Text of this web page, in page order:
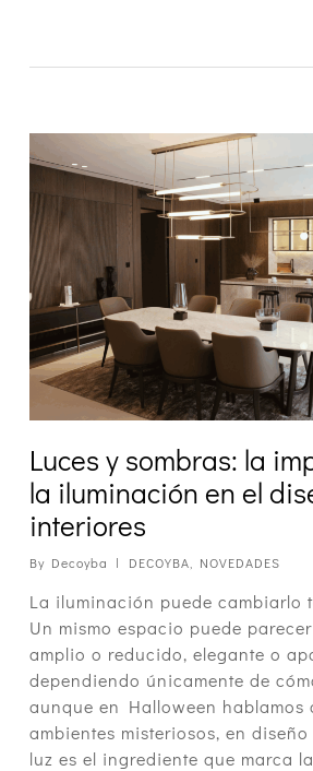
Luces y sombras: la
la iluminación en el
interiores
By Decoyba DECOYBA NOVEDADES
La iluminación puede cambiarlo
Un mismo espacio puede
amplio o reducido, elegante o
dependiendo únicamente de
aunque en Halloween hablamos
ambientes misteriosos, en
luz es el ingrediente que marca